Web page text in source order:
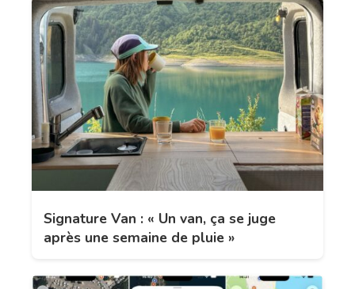
Signature Van : « Un van, ça se juge
après une semaine de pluie »